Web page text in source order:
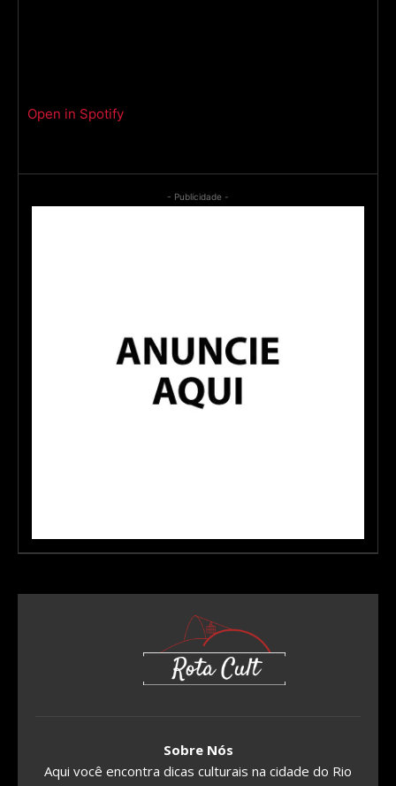
Open in Spotify
- Publicidade -
Sobre Nós
Aqui você encontra dicas culturais na cidade do Rio